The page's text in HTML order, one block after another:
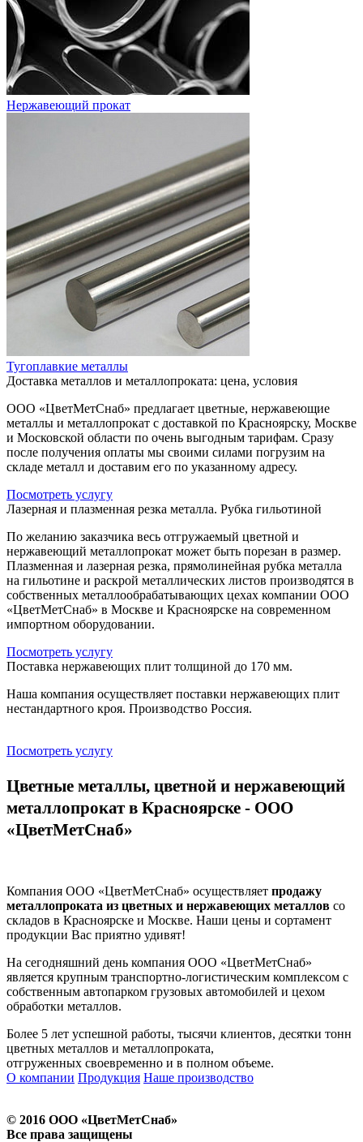
Нержавеющий прокат
Тугоплавкие металлы
Доставка металлов и металлопроката: цена, условия
ООО «ЦветМетСнаб» предлагает цветные, нержавеющие
металлы и металлопрокат с доставкой по Красноярску, Москве
и Московской области по очень выгодным тарифам. Сразу
после получения оплаты мы своими силами погрузим на
складе металл и доставим его по указанному адресу.
Посмотреть услугу
Лазерная и плазменная резка металла. Рубка гильотиной
По желанию заказчика весь отгружаемый цветной и
нержавеющий металлопрокат может быть порезан в размер.
Плазменная и лазерная резка, прямолинейная рубка металла
на гильотине и раскрой металлических листов производятся в
собственных металлообрабатывающих цехах компании ООО
«ЦветМетСнаб» в Москве и Красноярске на современном
импортном оборудовании.
Посмотреть услугу
Поставка нержавеющих плит толщиной до 170 мм.
Наша компания осуществляет поставки нержавеющих плит
нестандартного кроя. Производство Россия.
Посмотреть услугу
Цветные металлы, цветной и нержавеющий
металлопрокат в Красноярске - ООО
«ЦветМетСнаб»
Компания ООО «ЦветМетСнаб» осуществляет продажу
металлопроката из цветных и нержавеющих металлов со
складов в Красноярске и Москве. Наши цены и сортамент
продукции Вас приятно удивят!
На сегодняшний день компания ООО «ЦветМетСнаб»
является крупным транспортно-логистическим комплексом с
собственным автопарком грузовых автомобилей и цехом
обработки металлов.
Более 5 лет успешной работы, тысячи клиентов, десятки тонн
цветных металлов и металлопроката,
отгруженных своевременно и в полном объеме.
О компании Продукция Наше производство
© 2016 ООО «ЦветМетСнаб»
Все права защищены